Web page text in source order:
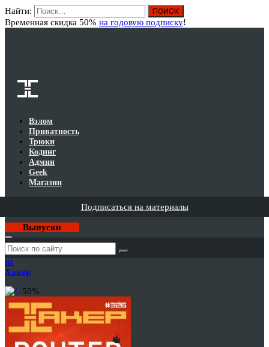
Найти:
Временная скидка 50% на годовую подписку!
Взлом
Приватность
Трюки
Кодинг
Админ
Geek
Магазин
Подписаться на материалы
Выпуски
Годовая
подписка
на
Хакер
-50%